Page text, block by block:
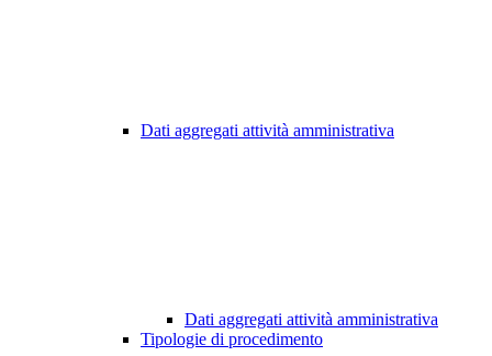
Dati aggregati attività amministrativa
Dati aggregati attività amministrativa
Tipologie di procedimento